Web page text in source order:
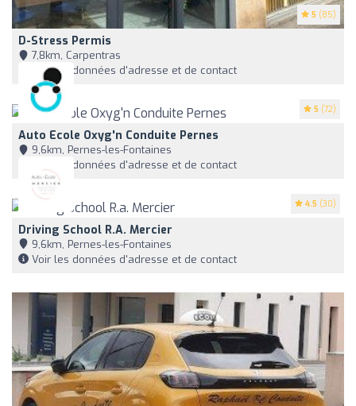
5 (85)
D-Stress Permis
7,8km, Carpentras
Voir les données d'adresse et de contact
5 (72)
Auto Ecole Oxyg'n Conduite Pernes
9,6km, Pernes-les-Fontaines
Voir les données d'adresse et de contact
4.5 (30)
Driving School R.a. Mercier
9,6km, Pernes-les-Fontaines
Voir les données d'adresse et de contact